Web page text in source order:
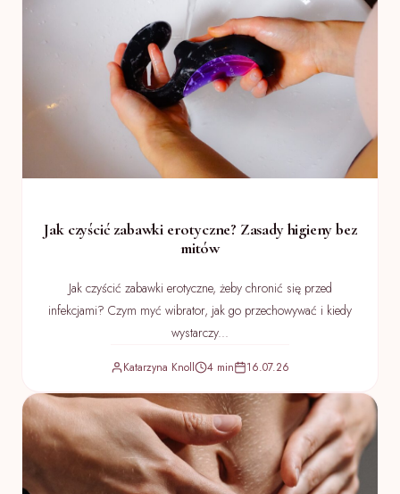
Jak czyścić zabawki erotyczne? Zasady higieny bez
mitów
Jak czyścić zabawki erotyczne, żeby chronić się przed
infekcjami? Czym myć wibrator, jak go przechowywać i kiedy
wystarczy...
Katarzyna Knoll 4 min 16.07.26